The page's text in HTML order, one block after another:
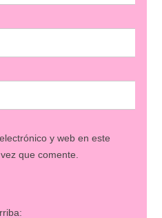
y web en este
que comente.